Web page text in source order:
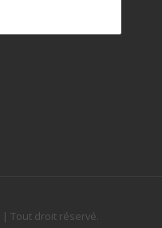
| Tout droit réservé.